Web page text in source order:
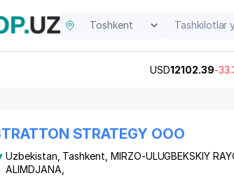
USD12102.39-
STRATEGY OOO
Uzbekistan, Tashkent, MIRZO-ULUGBEKSKIY
ALIMDJANA